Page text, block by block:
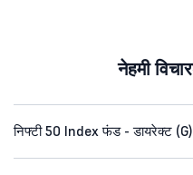
नेहमी
निफ्टी 50 Index फंड - डायरेक्ट (G)